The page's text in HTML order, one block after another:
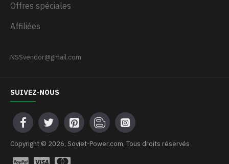
Offres spéciales
Affiliées
NSSvendor@gmail.com
SUIVEZ-NOUS
Copyright © 2026, Soviet-Power.com, Tous droits réservés